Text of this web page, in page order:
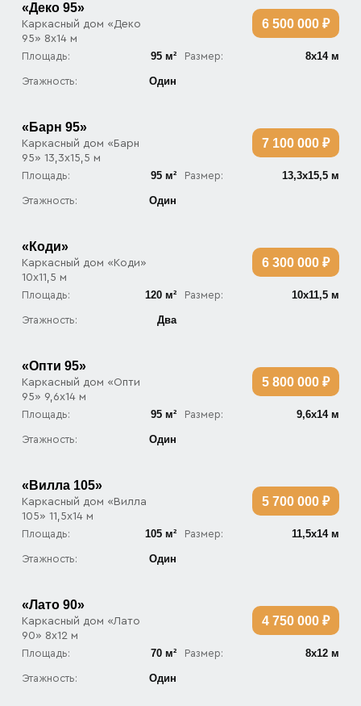
«Деко 95»
Каркасный дом «Деко
95» 8х14 м
6 500 000 ₽
Площадь: 95 м² Размер: 8х14 м
Этажность: Один
«Барн 95»
Каркасный дом «Барн
95» 13,3х15,5 м
7 100 000 ₽
Площадь: 95 м² Размер: 13,3х15,5 м
Этажность: Один
«Коди»
Каркасный дом «Коди»
10х11,5 м
6 300 000 ₽
Площадь: 120 м² Размер: 10х11,5 м
Этажность: Два
«Опти 95»
Каркасный дом «Опти
95» 9,6х14 м
5 800 000 ₽
Площадь: 95 м² Размер: 9,6х14 м
Этажность: Один
«Вилла 105»
Каркасный дом «Вилла
105» 11,5х14 м
5 700 000 ₽
Площадь: 105 м² Размер: 11,5х14 м
Этажность: Один
«Лато 90»
Каркасный дом «Лато
90» 8х12 м
4 750 000 ₽
Площадь: 70 м² Размер: 8х12 м
Этажность: Один